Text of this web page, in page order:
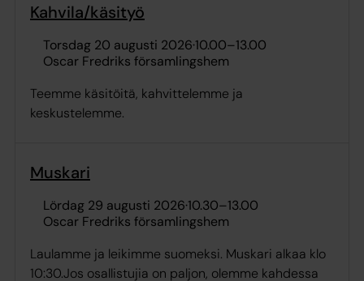
Kahvila/käsityö
torsdag 20 augusti 2026·10.00–13.00
Oscar Fredriks församlingshem
Teemme käsitöitä, kahvittelemme ja
keskustelemme.
Muskari
lördag 29 augusti 2026·10.30–13.00
Oscar Fredriks församlingshem
Laulamme ja leikimme suomeksi. Muskari alkaa klo
10:30.Jos osallistujia on paljon, olemme kahdessa